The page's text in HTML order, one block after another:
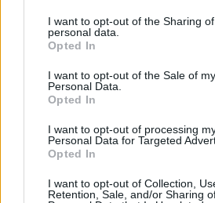
not limited to your visit or usage
grant or deny consent to Google and
use your data for below specified
consent section.
I want to opt-out of the Sharing
personal data.
Opted In
I want to opt-out of the Sale of my
Personal Data.
Opted In
I want to opt-out of processing
Personal Data for Targeted
Opted In
I want to opt-out of Collection,
Retention, Sale, and/or Sharing
ΚΟΣΜΟΣ 14/08/2024 21:17
Ιταλία: Στο 90% η πληρότητα